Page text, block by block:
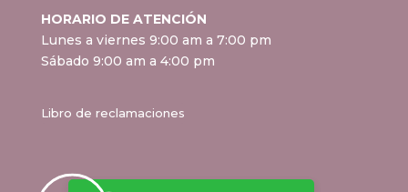
HORARIO DE ATENCIÓN
Lunes a viernes 9:00 am a 7:00 pm
Sábado 9:00 am a 4:00 pm
Libro de reclamaciones